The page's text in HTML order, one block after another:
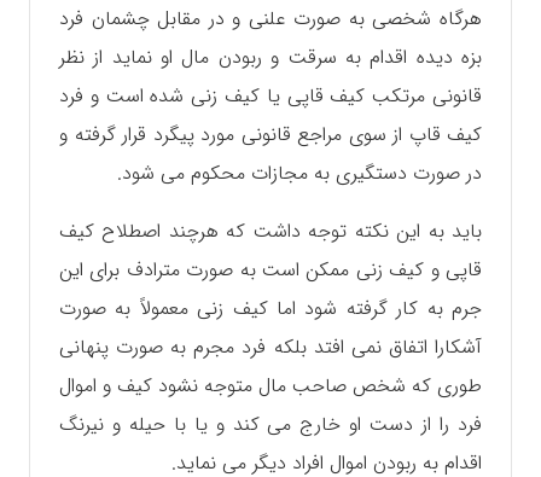
هرگاه شخصی به صورت علنی و در مقابل چشمان فرد
بزه دیده اقدام به سرقت و ربودن مال او نماید از نظر
قانونی مرتکب کیف قاپی یا کیف زنی شده است و فرد
کیف قاپ از سوی مراجع قانونی مورد پیگرد قرار گرفته و
در صورت دستگیری به مجازات محکوم می شود.
باید به این نکته توجه داشت که هرچند اصطلاح کیف
قاپی و کیف زنی ممکن است به صورت مترادف برای این
جرم به کار گرفته شود اما کیف زنی معمولاً به صورت
آشکارا اتفاق نمی افتد بلکه فرد مجرم به صورت پنهانی
طوری که شخص صاحب مال متوجه نشود کیف و اموال
فرد را از دست او خارج می کند و یا با حیله و نیرنگ
اقدام به ربودن اموال افراد دیگر می نماید.